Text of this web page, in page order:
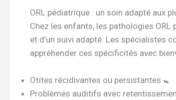
ORL pédiatrique : un soin adapté aux
Chez les enfants, les pathologies ORL
et d’un suivi adapté. Les spécialistes
appréhender ces spécificités avec
Otites récidivantes ou persistantes 🚼
Problèmes auditifs avec